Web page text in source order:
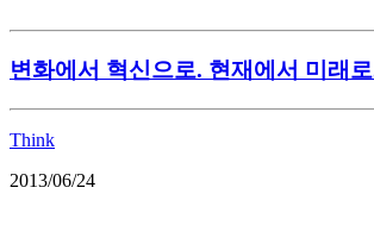
변화에서 혁신으로. 현재에서 미래
Think
2013/06/24